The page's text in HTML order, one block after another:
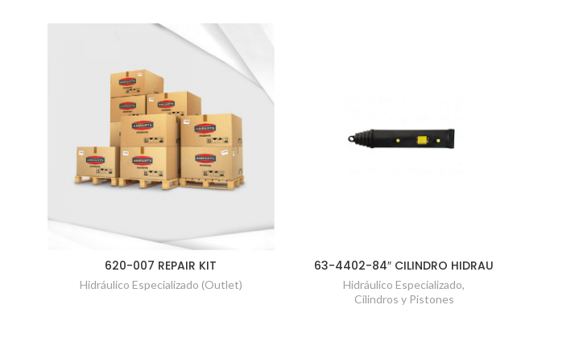
620-007 REPAIR KIT
Hidráulico Especializado (Outlet)
63-4402-84″ CILINDRO HIDRAU
Hidráulico Especializado,
Cilindros y Pistones